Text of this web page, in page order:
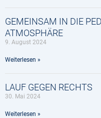
GEMEINSAM IN DIE
ATMOSPHÄRE
9. August 2024
Weiterlesen »
LAUF GEGEN RECHTS
30. Mai 2024
Weiterlesen »